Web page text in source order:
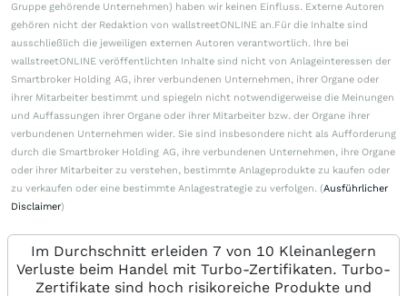
Gruppe gehörende Unternehmen) haben wir keinen Einfluss. Externe Autoren
gehören nicht der Redaktion von wallstreetONLINE an.Für die Inhalte sind
ausschließlich die jeweiligen externen Autoren verantwortlich. Ihre bei
wallstreetONLINE veröffentlichten Inhalte sind nicht von Anlageinteressen der
Smartbroker Holding AG, ihrer verbundenen Unternehmen, ihrer Organe oder
ihrer Mitarbeiter bestimmt und spiegeln nicht notwendigerweise die Meinungen
und Auffassungen ihrer Organe oder ihrer Mitarbeiter bzw. der Organe ihrer
verbundenen Unternehmen wider. Sie sind insbesondere nicht als Aufforderung
durch die Smartbroker Holding AG, ihre verbundenen Unternehmen, ihre Organe
oder ihrer Mitarbeiter zu verstehen, bestimmte Anlageprodukte zu kaufen oder
zu verkaufen oder eine bestimmte Anlagestrategie zu verfolgen. (Ausführlicher
Disclaimer)
Im Durchschnitt erleiden 7 von 10 Kleinanlegern
Verluste beim Handel mit Turbo-Zertifikaten. Turbo-
Zertifikate sind hoch risikoreiche Produkte und